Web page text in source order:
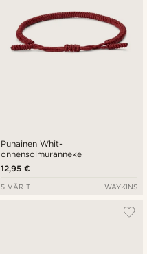
Punainen Whit-
onnensolmuranneke
12,95 €
5 VÄRIT WAYKINS